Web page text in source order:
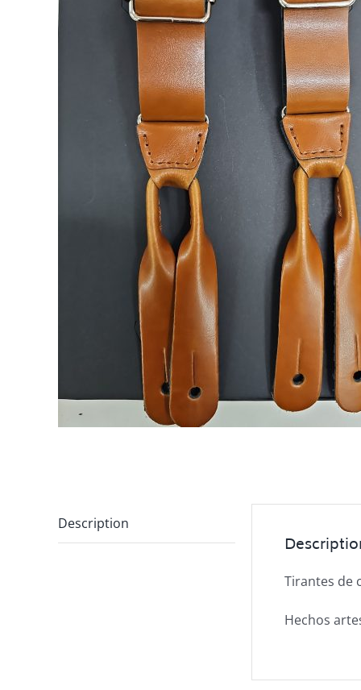
Description
Tirantes de
Hechos